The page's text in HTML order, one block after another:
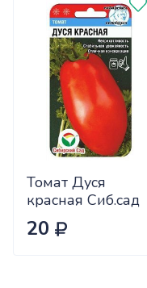
Томат Дуся
красная Сиб.сад
Ц
20